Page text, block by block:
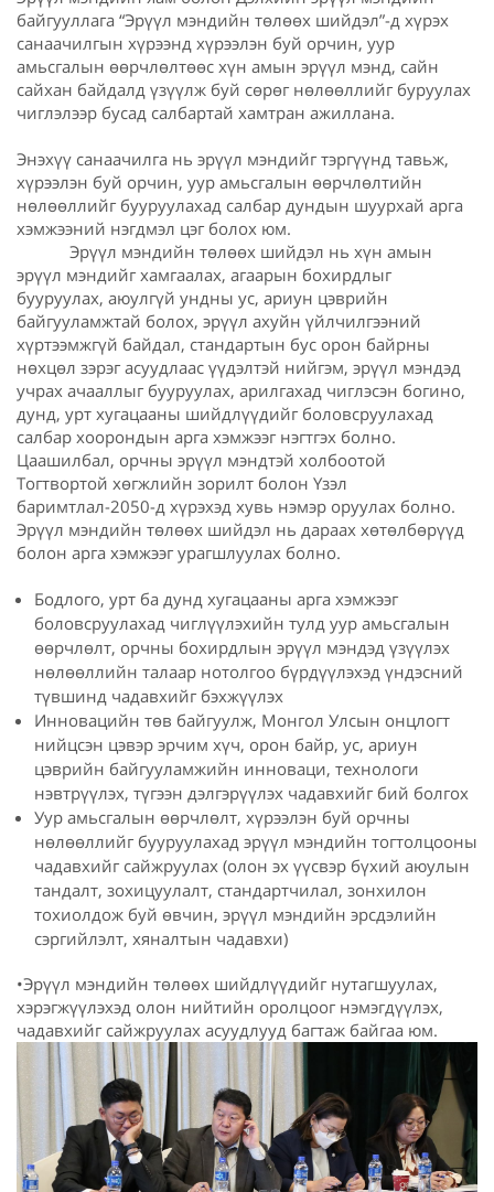
байгууллага “Эрүүл мэндийн төлөөх шийдэл”-д хүрэх
санаачилгын хүрээнд хүрээлэн буй орчин, уур
амьсгалын өөрчлөлтөөс хүн амын эрүүл мэнд, сайн
сайхан байдалд үзүүлж буй сөрөг нөлөөллийг буруулах
чиглэлээр бусад салбартай хамтран ажиллана.
Энэхүү санаачилга нь эрүүл мэндийг тэргүүнд тавьж,
хүрээлэн буй орчин, уур амьсгалын өөрчлөлтийн
нөлөөллийг бууруулахад салбар дундын шуурхай арга
хэмжээний нэгдмэл цэг болох юм.
Эрүүл мэндийн төлөөх шийдэл нь хүн амын
эрүүл мэндийг хамгаалах, агаарын бохирдлыг
бууруулах, аюулгүй ундны ус, ариун цэврийн
байгууламжтай болох, эрүүл ахуйн үйлчилгээний
хүртээмжгүй байдал, стандартын бус орон байрны
нөхцөл зэрэг асуудлаас үүдэлтэй нийгэм, эрүүл мэндэд
учрах ачааллыг бууруулах, арилгахад чиглэсэн богино,
дунд, урт хугацааны шийдлүүдийг боловсруулахад
салбар хоорондын арга хэмжээг нэгтгэх болно.
Цаашилбал, орчны эрүүл мэндтэй холбоотой
Тогтвортой хөгжлийн зорилт болон Үзэл
баримтлал-2050-д хүрэхэд хувь нэмэр оруулах болно.
Эрүүл мэндийн төлөөх шийдэл нь дараах хөтөлбөрүүд
болон арга хэмжээг урагшлуулах болно.
Бодлого, урт ба дунд хугацааны арга хэмжээг
боловсруулахад чиглүүлэхийн тулд уур амьсгалын
өөрчлөлт, орчны бохирдлын эрүүл мэндэд үзүүлэх
нөлөөллийн талаар нотолгоо бүрдүүлэхэд үндэсний
түвшинд чадавхийг бэхжүүлэх
Инновацийн төв байгуулж, Монгол Улсын онцлогт
нийцсэн цэвэр эрчим хүч, орон байр, ус, ариун
цэврийн байгууламжийн инноваци, технологи
нэвтрүүлэх, түгээн дэлгэрүүлэх чадавхийг бий болгох
Уур амьсгалын өөрчлөлт, хүрээлэн буй орчны
нөлөөллийг бууруулахад эрүүл мэндийн тогтолцооны
чадавхийг сайжруулах (олон эх үүсвэр бүхий аюулын
тандалт, зохицуулалт, стандартчилал, зонхилон
тохиолдож буй өвчин, эрүүл мэндийн эрсдэлийн
сэргийлэлт, хяналтын чадавхи)
•Эрүүл мэндийн төлөөх шийдлүүдийг нутагшуулах,
хэрэгжүүлэхэд олон нийтийн оролцоог нэмэгдүүлэх,
чадавхийг сайжруулах асуудлууд багтаж байгаа юм.